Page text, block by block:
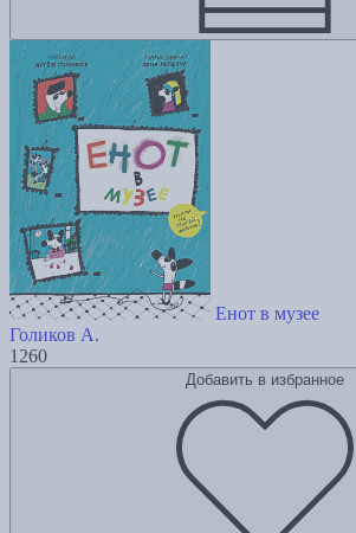
Енот в музее
Голиков А.
1260
Добавить в избранное